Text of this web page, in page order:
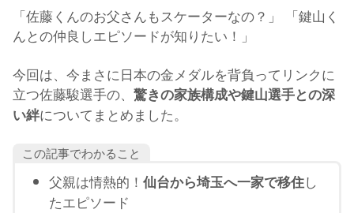
「佐藤くんのお父さんもスケーターなの？」 「鍵山く
んとの仲良しエピソードが知りたい！」
今回は、今まさに日本の金メダルを背負ってリンクに
立つ佐藤駿選手の、 驚きの家族構成や鍵山選手との深
い絆についてまとめました。
この記事でわかること
父親は情熱的！ 仙台から埼玉へ一家で移住し
たエピソード